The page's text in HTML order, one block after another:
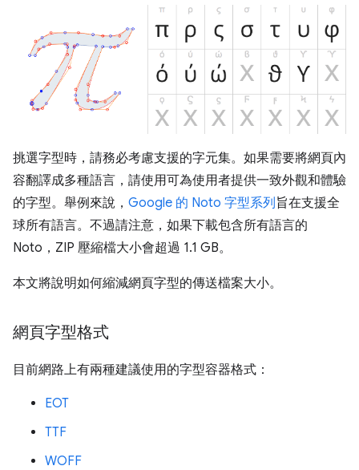
挑選字型時，請務必考慮支援的字元集。如果需要將網頁內
容翻譯成多種語言，請使用可為使用者提供一致外觀和體驗
的字型。舉例來說， Google 的 Noto 字型系列旨在支援全
球所有語言。不過請注意，如果下載包含所有語言的
Noto，ZIP 壓縮檔大小會超過 1.1 GB。
本文將說明如何縮減網頁字型的傳送檔案大小。
網頁字型格式
目前網路上有兩種建議使用的字型容器格式：
EOT
TTF
WOFF